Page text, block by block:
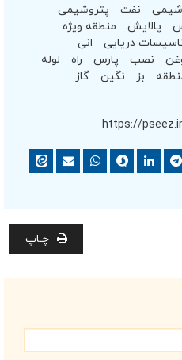
نفت
پتروشیمی
پالایش
منطقه ویژه
دریایی
انی
نصب پارس راه
لوله
بز نگین گاز
https://
چـاپ